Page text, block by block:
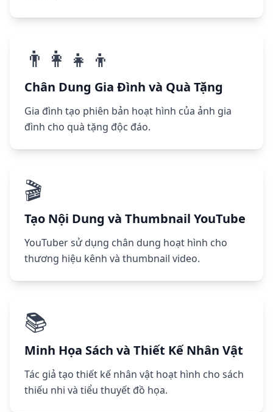
👨‍👩‍👧‍👦
Chân Dung Gia Đình và Quà Tặng
Gia đình tạo phiên bản hoạt hình của ảnh gia
đình cho quà tặng độc đáo.
🎬
Tạo Nội Dung và Thumbnail YouTube
YouTuber sử dụng chân dung hoạt hình cho
thương hiệu kênh và thumbnail video.
📚
Minh Họa Sách và Thiết Kế Nhân Vật
Tác giả tạo thiết kế nhân vật hoạt hình cho sách
thiếu nhi và tiểu thuyết đồ họa.